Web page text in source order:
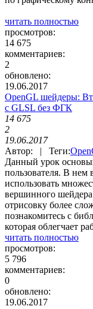
читать полностью
просмотров:
14 675
комментариев:
2
обновлено:
19.06.2017
OpenGL шейдеры:
с GLSL без ФГК
14 675
2
19.06.2017
Автор: | Теги:
Данный урок
пользователя. В нем
использовать
вершинного
отрисовку более
познакомитесь с
которая облегчает
читать полностью
просмотров:
5 796
комментариев:
0
обновлено:
19.06.2017